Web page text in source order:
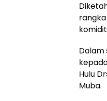
Dalam
Hulu
Muba.